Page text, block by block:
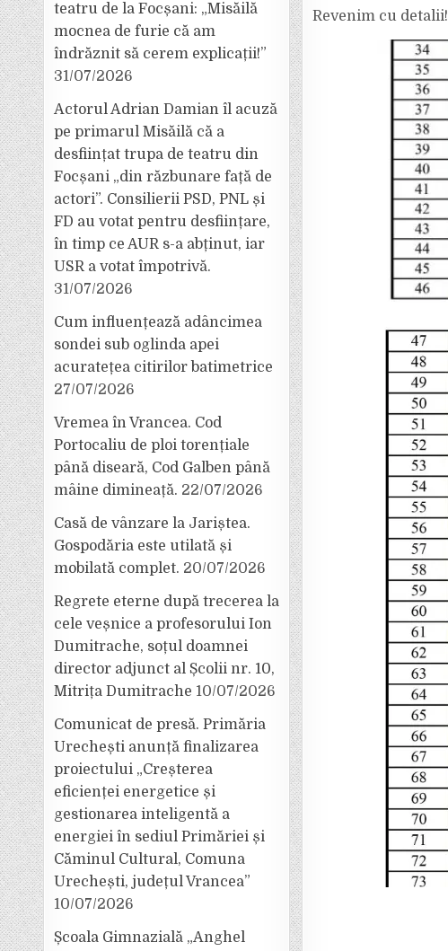
Revenim cu detalii!
teatru de la Focșani: „Misăilă
mocnea de furie că am
îndrăznit să cerem explicații!”
31/07/2026
Actorul Adrian Damian îl acuză
pe primarul Misăilă că a
desființat trupa de teatru din
Focșani „din răzbunare față de
actori”. Consilierii PSD, PNL și
FD au votat pentru desființare,
în timp ce AUR s-a abținut, iar
USR a votat împotrivă.
31/07/2026
Cum influențează adâncimea
sondei sub oglinda apei
acuratețea citirilor batimetrice
27/07/2026
Vremea în Vrancea. Cod
Portocaliu de ploi torențiale
până diseară, Cod Galben până
mâine dimineață. 22/07/2026
Casă de vânzare la Jariștea.
Gospodăria este utilată și
mobilată complet. 20/07/2026
Regrete eterne după trecerea la
cele veșnice a profesorului Ion
Dumitrache, soțul doamnei
director adjunct al Școlii nr. 10,
Mitrița Dumitrache 10/07/2026
Comunicat de presă. Primăria
Urechești anunță finalizarea
proiectului „Creșterea
eficienței energetice și
gestionarea inteligentă a
energiei în sediul Primăriei și
Căminul Cultural, Comuna
Urechești, județul Vrancea”
10/07/2026
Școala Gimnazială „Anghel